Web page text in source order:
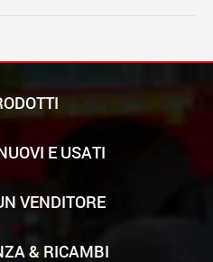
E USATI
VENDITORE
& RICAMBI